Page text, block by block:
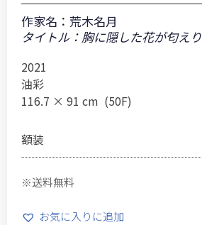
作家名： 荒木名月
タイトル：胸に隠した花が匂えり
2021
油彩
116.7 × 91 cm (50F)
額装
※送料無料
お気に入りに追加